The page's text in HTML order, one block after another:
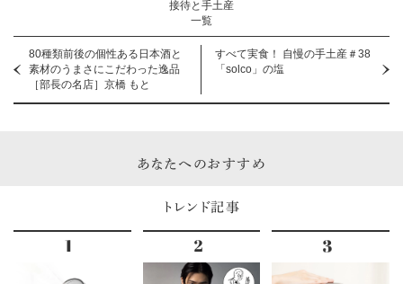
接待と手土産
一覧
80種類前後の個性ある日本酒と
素材のうまさにこだわった逸品
［部長の名店］京橋 もと
すべて実食！ 自慢の手土産＃38
「solco」の塩
あなたへのおすすめ
トレンド記事